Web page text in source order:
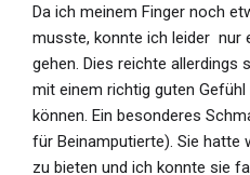
Da ich meinem Finger noch
musste, konnte ich leider nur
gehen. Dies reichte allerdings
mit einem richtig guten
können. Ein besonderes
für Beinamputierte). Sie hatte
zu bieten und ich konnte sie